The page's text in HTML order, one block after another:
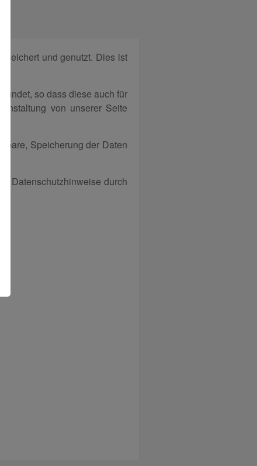
und genutzt. Dies ist
so dass diese auch für
von unserer Seite
Speicherung der Daten
Datenschutzhinweise durch